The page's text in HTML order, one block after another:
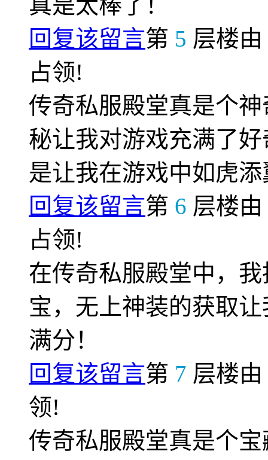
回复该留言第 5 层楼由
占领!
传奇私服殿堂真是个
秘让我对游戏充满了
是让我在游戏中如虎添
回复该留言第 6 层楼由
占领!
在传奇私服殿堂中，
宝，无上神装的获取
满分！
回复该留言第 7 层楼由
领!
传奇私服殿堂真是个